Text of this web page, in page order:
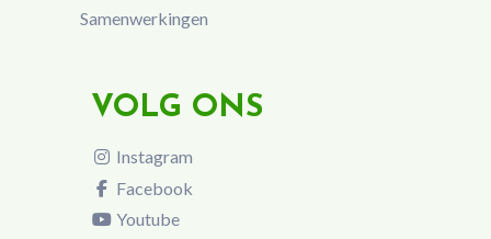
Samenwerkingen
VOLG ONS
Instagram
Facebook
Youtube